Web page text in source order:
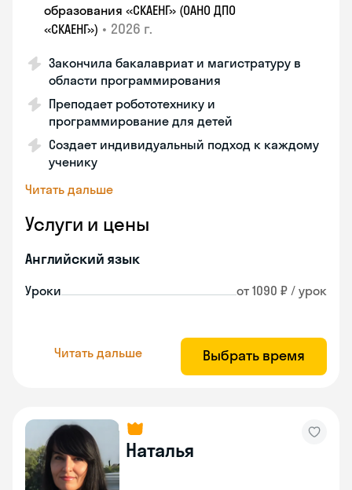
образования «СКАЕНГ» (ОАНО ДПО
«СКАЕНГ») • 2026 г.
Закончила бакалавриат и магистратуру в
области программирования
Преподает робототехнику и
программирование для детей
Создает индивидуальный подход к каждому
ученику
Читать дальше
Услуги и цены
Английский язык
Уроки от 1090 ₽ / урок
Читать дальше Выбрать время
Наталья